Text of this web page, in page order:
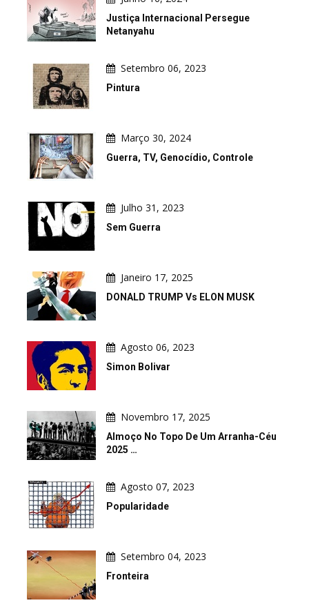
Justiça Internacional Persegue
Netanyahu
Setembro 06, 2023
Pintura
Março 30, 2024
Guerra, TV, Genocídio, Controle
Julho 31, 2023
Sem Guerra
Janeiro 17, 2025
DONALD TRUMP Vs ELON MUSK
Agosto 06, 2023
Simon Bolivar
Novembro 17, 2025
Almoço No Topo De Um Arranha-Céu
2025 …
Agosto 07, 2023
Popularidade
Setembro 04, 2023
Fronteira